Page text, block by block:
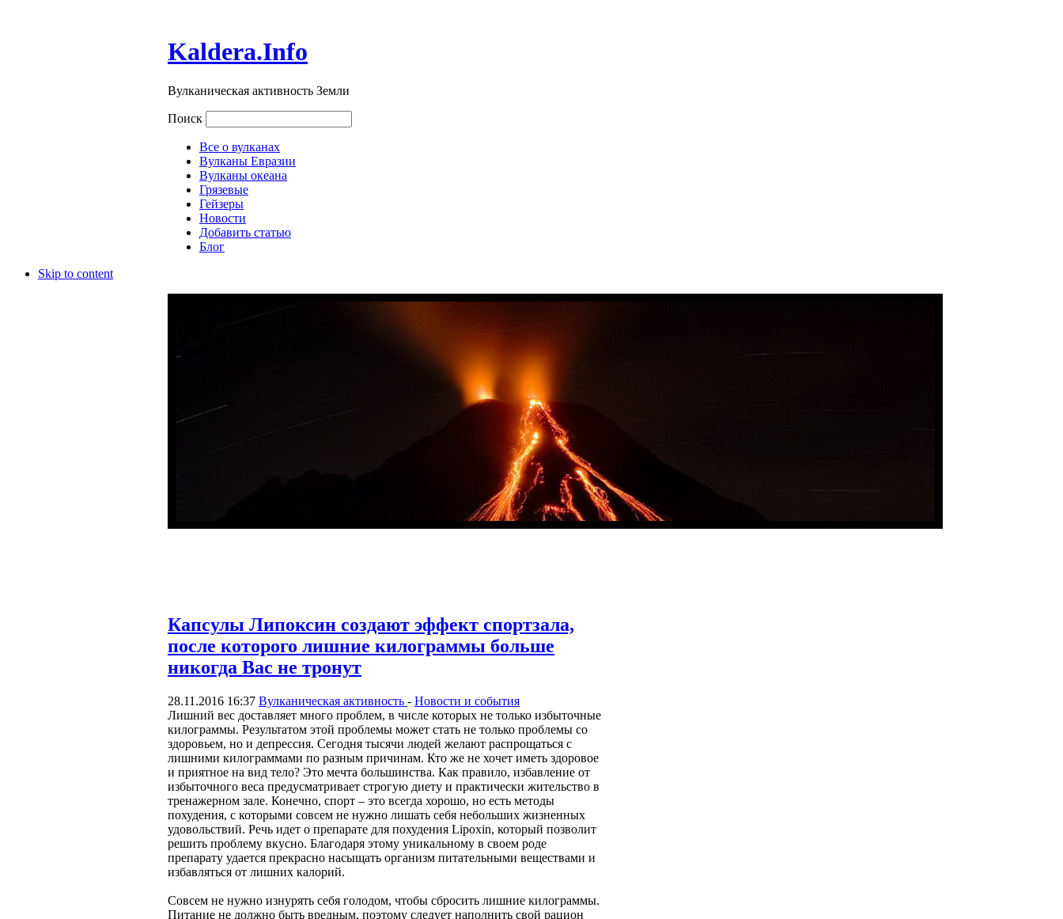
Kaldera.Info
Вулканическая активность Земли
Поиск
Все о вулканах
Вулканы Евразии
Вулканы океана
Грязевые
Гейзеры
Новости
Добавить статью
Блог
Skip to content
Капсулы Липоксин создают эффект спортзала,
после которого лишние килограммы больше
никогда Вас не тронут
28.11.2016 16:37 Вулканическая активность - Новости и события
Лишний вес доставляет много проблем, в числе которых не только избыточные
килограммы. Результатом этой проблемы может стать не только проблемы со
здоровьем, но и депрессия. Сегодня тысячи людей желают распрощаться с
лишними килограммами по разным причинам. Кто же не хочет иметь здоровое
и приятное на вид тело? Это мечта большинства. Как правило, избавление от
избыточного веса предусматривает строгую диету и практически жительство в
тренажерном зале. Конечно, спорт – это всегда хорошо, но есть методы
похудения, с которыми совсем не нужно лишать себя небольших жизненных
удовольствий. Речь идет о препарате для похудения Lipoxin, который позволит
решить проблему вкусно. Благодаря этому уникальному в своем роде
препарату удается прекрасно насыщать организм питательными веществами и
избавляться от лишних калорий.
Совсем не нужно изнурять себя голодом, чтобы сбросить лишние килограммы.
Питание не должно быть вредным, поэтому следует наполнить свой рацион